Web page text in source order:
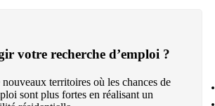
votre recherche d’emploi ?
territoires où les chances de
sont plus fortes en réalisant un